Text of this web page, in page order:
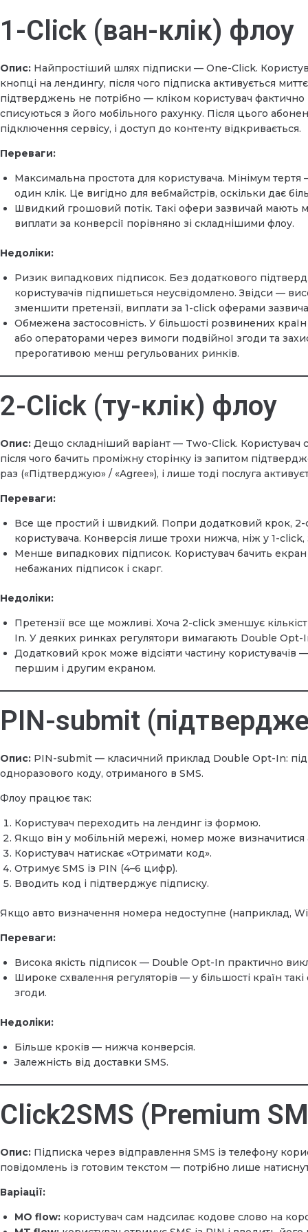
1-Click (ван-клік) флоу
Опис: Найпростіший шлях підписки — One-Click.
кнопці на лендингу, після чого підписка активується
підтверджень не потрібно — кліком користувач
списуються з його мобільного рахунку. Після цього
підключення сервісу, і доступ до контенту відкривається.
Переваги:
Максимальна простота для користувача. Мінімум
один клік. Це вигідно для вебмайстрів, оскільки дає
Швидкий грошовий потік. Такі офери зазвичай мають
виплати за конверсії порівняно зі складнішими флоу.
Недоліки:
Ризик випадкових підписок. Без додаткового
користувачів підпишеться неусвідомлено. Звідси —
зменшити претензії, виплати за 1-click оферами
Обмежена застосовність. У більшості розвинених
або операторами через вимоги подвійної згоди та
прерогативою менш регульованих ринків.
2-Click (ту-клік) флоу
Опис: Дещо складніший варіант — Two-Click. Користувач
після чого бачить проміжну сторінку із запитом
раз («Підтверджую» / «Agree»), і лише тоді послуга
Переваги:
Все ще простий і швидкий. Попри додатковий крок, 2-
користувача. Конверсія лише трохи нижча, ніж у 1-
Менше випадкових підписок. Користувач бачить
небажаних підписок і скарг.
Недоліки:
Претензії все ще можливі. Хоча 2-click зменшує
In. У деяких ринках регулятори вимагають Double Opt-
Додатковий крок може відсіяти частину користувачів
першим і другим екраном.
PIN-submit
Опис: PIN-submit — класичний приклад Double Opt-In:
одноразового коду, отриманого в SMS.
Флоу працює так:
Користувач переходить на лендинг із формою.
Якщо він у мобільній мережі, номер може визначитися
Користувач натискає «Отримати код».
Отримує SMS із PIN (4–6 цифр).
Вводить код і підтверджує підписку.
Якщо авто визначення номера недоступне (наприклад,
Переваги:
Висока якість підписок — Double Opt-In практично
Широке схвалення регуляторів — у більшості країн
згоди.
Недоліки:
Більше кроків — нижча конверсія.
Залежність від доставки SMS.
Click2SMS (Premium
Опис: Підписка через відправлення SMS із телефону
повідомлень із готовим текстом — потрібно лише
Варіації:
MO flow: користувач сам надсилає кодове слово на